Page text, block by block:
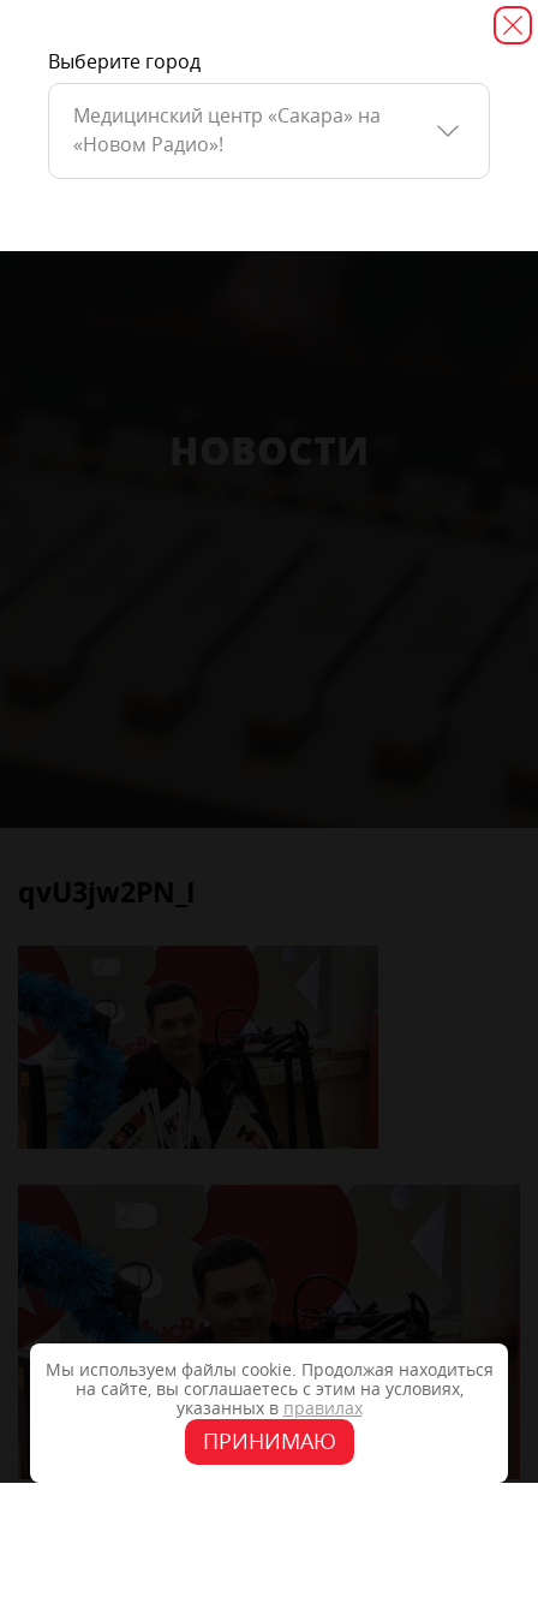
qvU3jw2PN_I
Мы используем файлы cookie. Продолжая находиться
на сайте, вы соглашаетесь с этим на условиях,
указанных в правилах
ПРИНИМАЮ
Выберите город
Медицинский центр «Сакара» на
«Новом Радио»!